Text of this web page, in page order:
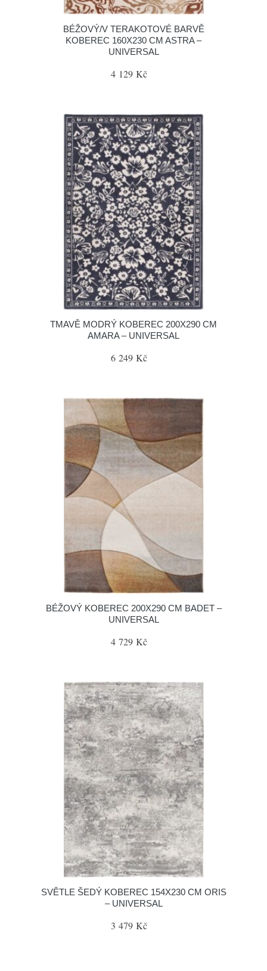
BÉŽOVÝ/V TERAKOTOVÉ BARVĚ
KOBEREC 160X230 CM ASTRA –
UNIVERSAL
4 129 Kč
TMAVĚ MODRÝ KOBEREC 200X290 CM
AMARA – UNIVERSAL
6 249 Kč
BÉŽOVÝ KOBEREC 200X290 CM BADET –
UNIVERSAL
4 729 Kč
SVĚTLE ŠEDÝ KOBEREC 154X230 CM ORIS
– UNIVERSAL
3 479 Kč